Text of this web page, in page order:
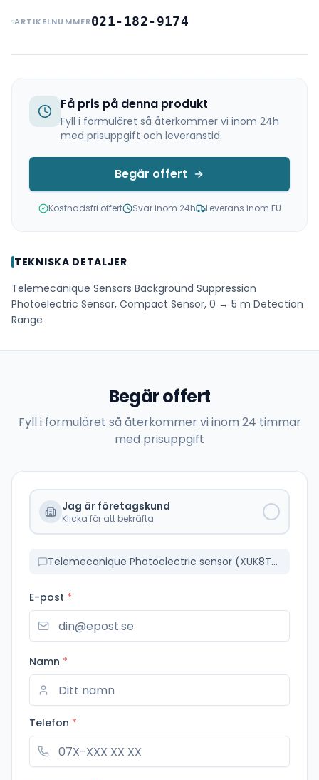
ARTIKELNUMMER021-182-9174
Få pris på denna produkt
Fyll i formuläret så återkommer vi inom 24h
med prisuppgift och leveranstid.
Begär offert
Kostnadsfri offert Svar inom 24h Leverans inom EU
TEKNISKA DETALJER
Telemecanique Sensors Background Suppression
Photoelectric Sensor, Compact Sensor, 0 → 5 m Detection
Range
Begär offert
Fyll i formuläret så återkommer vi inom 24 timmar
med prisuppgift
Jag är företagskund
Klicka för att bekräfta
Telemecanique Photoelectric sensor (XUK8TAE2MM12)
E-post *
Namn *
Telefon *